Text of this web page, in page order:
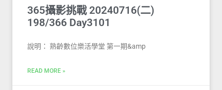
365攝影挑戰 20240716(二)
198/366 Day3101
說明： 熟齡數位樂活學堂 第一期&amp
READ MORE »